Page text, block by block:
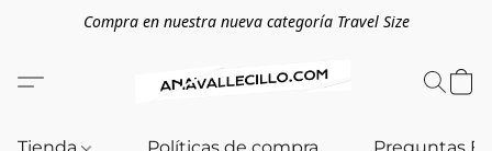
Compra en nuestra nueva categoría Travel Size